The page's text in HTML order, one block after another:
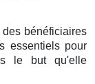
bénéficiaires
essentiels pour
le but qu'elle